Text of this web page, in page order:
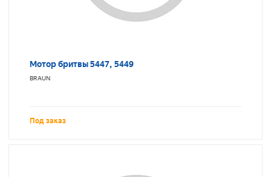
Мотор бритвы 5447, 5449
BRAUN
Под заказ